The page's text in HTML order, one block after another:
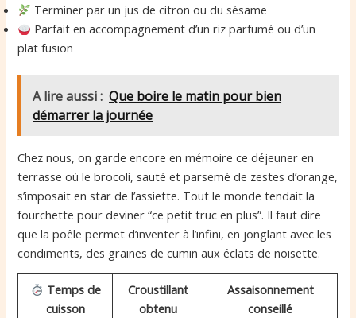
Terminer par un jus de citron ou du sésame
Parfait en accompagnement d’un riz parfumé ou d’un
plat fusion
A lire aussi : Que boire le matin pour bien
démarrer la journée
Chez nous, on garde encore en mémoire ce déjeuner en
terrasse où le brocoli, sauté et parsemé de zestes d’orange,
s’imposait en star de l’assiette. Tout le monde tendait la
fourchette pour deviner “ce petit truc en plus”. Il faut dire
que la poêle permet d’inventer à l’infini, en jonglant avec les
condiments, des graines de cumin aux éclats de noisette.
Temps de
cuisson
Croustillant
obtenu
Assaisonnement
conseillé